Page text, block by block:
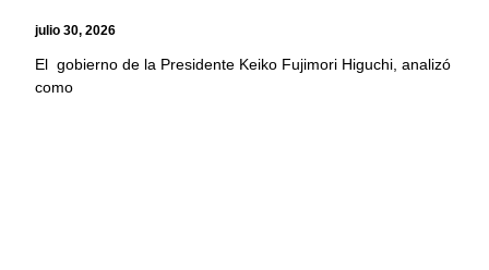
julio 30, 2026
El gobierno de la Presidente Keiko Fujimori Higuchi, analizó
como